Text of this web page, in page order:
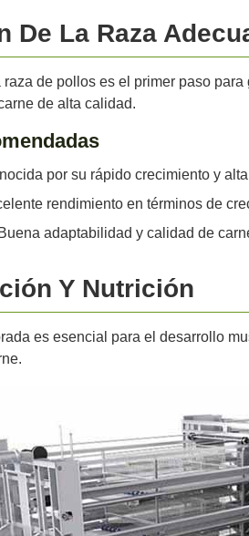
De La Raza
raza de pollos es el primer paso
de alta calidad.
por su rápido crecimiento y
rendimiento en términos de
Buena adaptabilidad y calidad de
Y Nutrición
es esencial para el desarrollo